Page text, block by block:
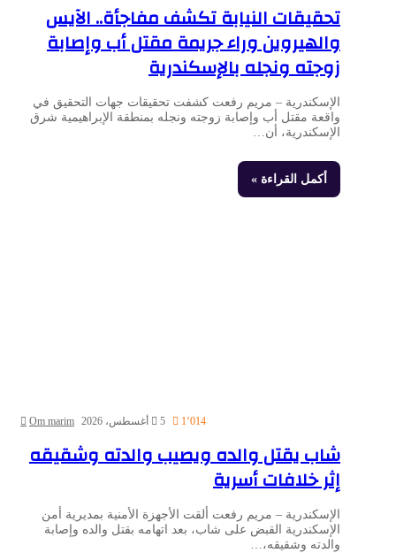
تحقيقات النيابة تكشف مفاجأة.. الآيس
والهيروين وراء جريمة مقتل أب وإصابة
زوجته ونجله بالإسكندرية
الإسكندرية – مريم رفعت كشفت تحقيقات جهات التحقيق في
واقعة مقتل أب وإصابة زوجته ونجله بمنطقة الإبراهيمية شرق
الإسكندرية، أن…
أكمل القراءة »
Om marim 5 أغسطس، 2026 1٬014
شاب يقتل والده ويصيب والدته وشقيقه
إثر خلافات أسرية
الإسكندرية – مريم رفعت ألقت الأجهزة الأمنية بمديرية أمن
الإسكندرية القبض على شاب، بعد اتهامه بقتل والده وإصابة
والدته وشقيقه،…